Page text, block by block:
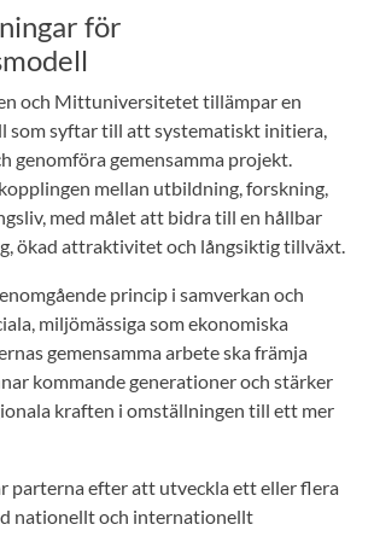
för
och Mittuniversitetet tillämpar en
som syftar till att systematiskt initiera,
genomföra gemensamma projekt.
mellan utbildning, forskning,
med målet att bidra till en hållbar
ökad attraktivitet och långsiktig tillväxt.
princip i samverkan och
miljömässiga som ekonomiska
gemensamma arbete ska främja
kommande generationer och stärker
kraften i omställningen till ett mer
parterna efter att utveckla ett eller flera
nationellt och internationellt